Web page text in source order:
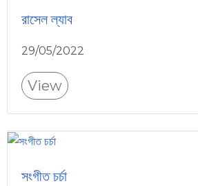
রাসেল ল্যাব
29/05/2022
View
সংগীত চর্চা